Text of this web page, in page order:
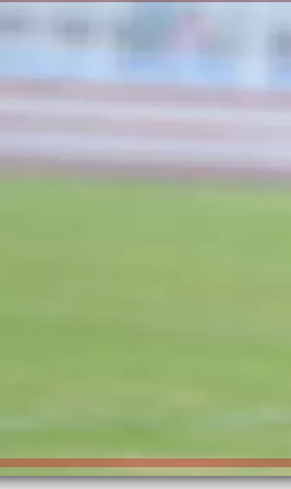
إلهام شرشر تكتب: دي مبقتش كورة..
دي سياسة